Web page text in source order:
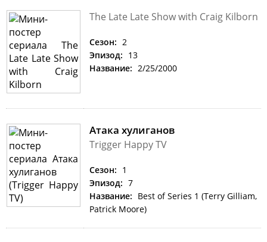
The Late Late Show with Craig Kilborn
Сезон: 2
Эпизод: 13
Название: 2/25/2000
Атака хулиганов
Trigger Happy TV
Сезон: 1
Эпизод: 7
Название: Best of Series 1 (Terry Gilliam,
Patrick Moore)